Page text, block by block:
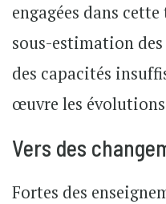
engagées dans
sous-estimation
des capacités
œuvre les
Vers des
Fortes des